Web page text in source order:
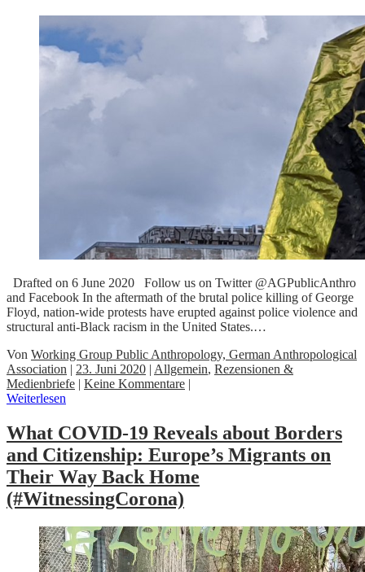
Drafted on 6 June 2020 Follow us on Twitter @AGPublicAnthro
and Facebook In the aftermath of the brutal police killing of George
Floyd, nation-wide protests have erupted against police violence and
structural anti-Black racism in the United States.…
Von Working Group Public Anthropology, German Anthropological
Association | 23. Juni 2020 | Allgemein, Rezensionen &
Medienbriefe | Keine Kommentare |
Weiterlesen
What COVID-19 Reveals about Borders
and Citizenship: Europe’s Migrants on
Their Way Back Home
(#WitnessingCorona)